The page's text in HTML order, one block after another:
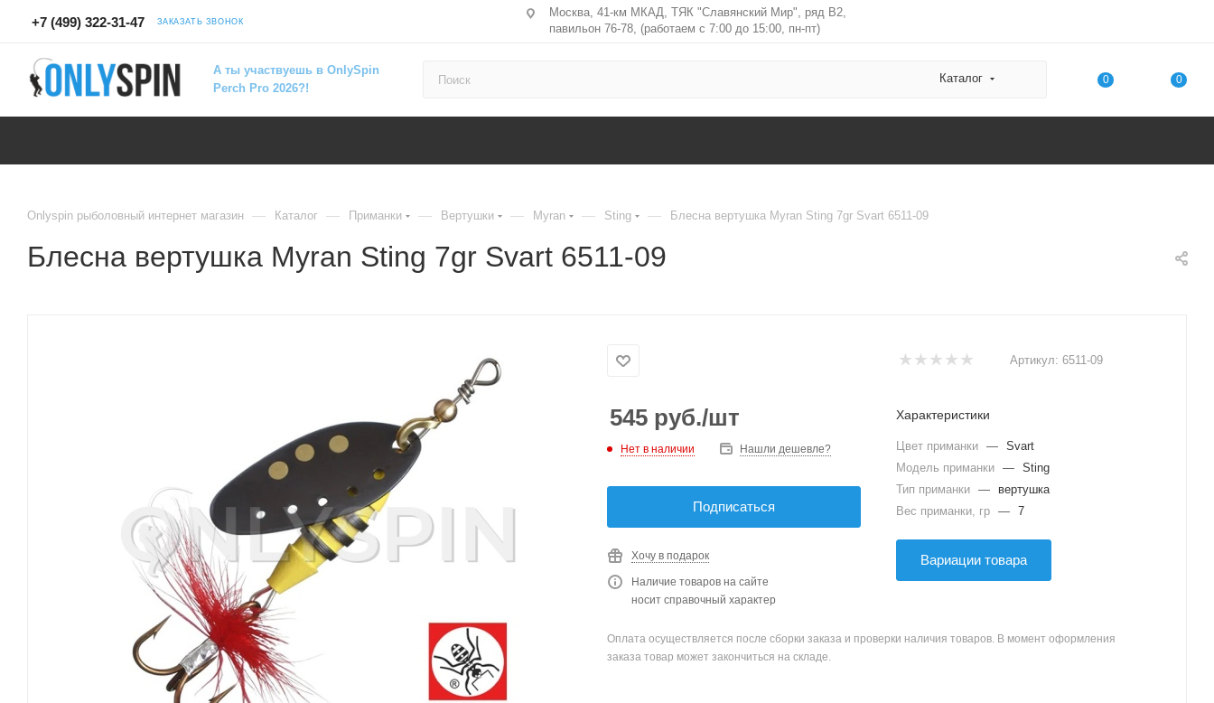
+7 (499) 322-31-47 ЗАКАЗАТЬ ЗВОНОК
Москва, 41-км МКАД, ТЯК "Славянский Мир", ряд В2,
павильон 76-78, (работаем с 7:00 до 15:00, пн-пт)
А ты участвуешь в OnlySpin
Perch Pro 2026?!
Каталог 0 0
Onlyspin рыболовный интернет магазин — Каталог — Приманки — Вертушки — Myran — Sting — Блесна вертушка Myran Sting 7gr Svart 6511-09
Блесна вертушка Myran Sting 7gr Svart 6511-09
Артикул: 6511-09
545 руб./шт
Нет в наличии Нашли дешевле?
Подписаться
Хочу в подарок
Наличие товаров на сайте
носит справочный характер
Характеристики
Цвет приманки — Svart
Модель приманки — Sting
Тип приманки —
вертушка
Вес приманки, гр — 7
Вариации товара
Оплата осуществляется после сборки заказа и проверки наличия товаров. В момент оформления
заказа товар может закончиться на складе.